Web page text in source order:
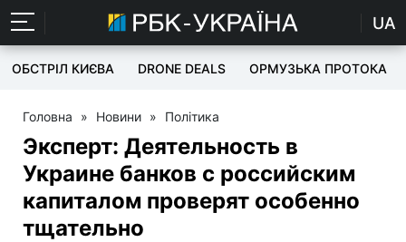
UA
ОБСТРІЛ КИЄВА DRONE DEALS ОРМУЗЬКА ПРОТОКА
Головна » Новини » Політика
Эксперт: Деятельность в
Украине банков с российским
капиталом проверят особенно
тщательно